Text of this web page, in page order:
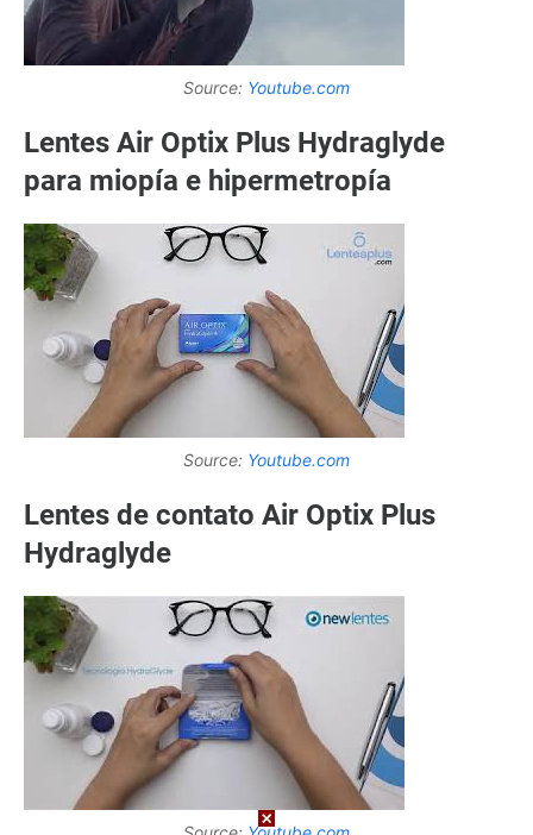
Source: Youtube.com
Lentes Air Optix Plus Hydraglyde
para miopía e hipermetropía
Source: Youtube.com
Lentes de contato Air Optix Plus
Hydraglyde